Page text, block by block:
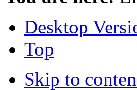
Desktop
Top
Skip to